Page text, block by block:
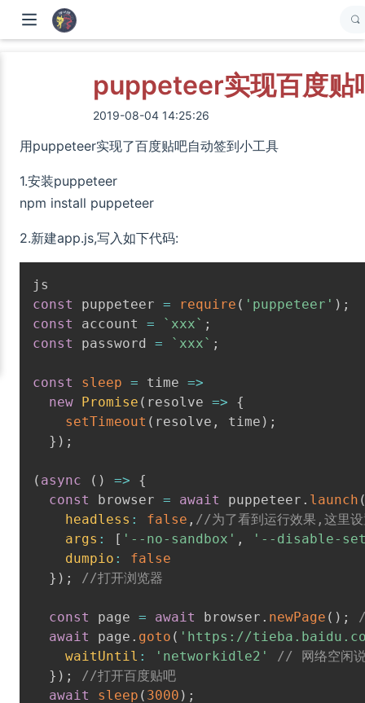
puppeteer实现百度贴
2019-08-04 14:25:26
用puppeteer实现了百度贴吧自动签到小工具
1.安装puppeteer
npm install puppeteer
2.新建app.js,写入如下代码:
const puppeteer = require ( 'puppeteer' ) ;
const
account = ` xxx ` ;
const
password = ` xxx ` ;
const sleep = time =>
new
Promise ( resolve =>
{
setTimeout ( resolve , time ) ;
} ) ;
( async ( ) =>
{
const
browser = await puppeteer . launch
headless : false , //为了看到运行效果,这里
args : [ '--no-sandbox' ,
'--disable-
dumpio :
false
} ) ; //打开浏览器
const page = await browser . newPage ( ) ;
await
page . goto ( 'https://
waitUntil : 'networkidle2'
// 网络空闲说
} ) ;
//打开百度贴吧
await
sleep ( 3000 ) ;